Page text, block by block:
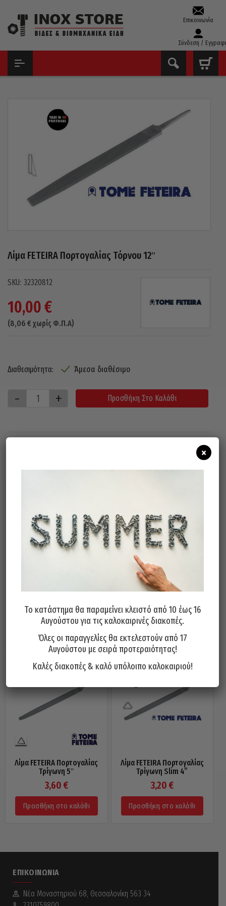
Επικοινωνία
Σύνδεση /
ΛΊΜΑ FETEIRA ΠΟΡΤΟΓΑΛΊΑΣ ΤΌΡΝΟΥ 12″
Λίμα FETEIRA Πορτογαλίας Τόρνου 12″
32320812
10,00€
(8,06 € χωρίς Φ.Π.Α)
Διαθεσιμότητα: Άμεσα διαθέσιμο
Προσθήκη Στο Καλάθι
Λίμα FETEIRA Πορτογαλίας
7,90€
Προσθήκη στο καλάθι
Λίμα FETEIRA Πορτογαλίας
16,50€
Προσθήκη στο καλάθι
Λίμα FETEIRA Πορτογαλίας
Τρίγωνη 5″
3,60 €
Προσθήκη στο καλάθι
Λίμα FETEIRA Πορτογαλίας
Τρίγωνη Slim 4”
3,20 €
Προσθήκη στο καλάθι
ΕΠΙΚΟΙΝΩΝΊΑ
Νέα Mοναστηριού 68, Θεσσαλονίκη 563 34
Το κατάστημα θα παραμείνει κλειστό από 10 έως 16
Αυγούστου για τις καλοκαιρινές διακοπές.
Όλες οι παραγγελίες θα εκτελεστούν από 17
Αυγούστου με σειρά προτεραιότητας!
Καλές διακοπές & καλό υπόλοιπο καλοκαιριού!
×